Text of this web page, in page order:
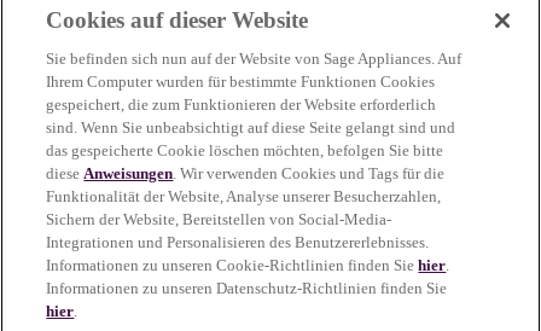
more information)
Cookies auf dieser Website
Sie befinden sich nun auf der Website von Sage Appliances. Auf
Ihrem Computer wurden für bestimmte Funktionen Cookies
gespeichert, die zum Funktionieren der Website erforderlich
sind. Wenn Sie unbeabsichtigt auf diese Seite gelangt sind und
das gespeicherte Cookie löschen möchten, befolgen Sie bitte
dieseAnweisungen. Wir verwenden Cookies und Tags für die
Funktionalität der Website, Analyse unserer Besucherzahlen,
Sichern der Website, Bereitstellen von Social-Media-
Integrationen und Personalisieren des Benutzererlebnisses.
Informationen zu unseren Cookie-Richtlinien finden Siehier.
Informationen zu unseren Datenschutz-Richtlinien finden Sie
hier.